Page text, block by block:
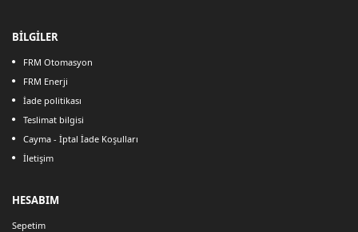
BİLGİLER
FRM Otomasyon
FRM Enerji
İade politikası
Teslimat bilgisi
Cayma - İptal İade Koşulları
İletişim
HESABIM
Sepetim